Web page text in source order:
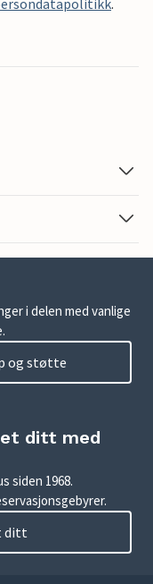
i delen med vanlige
og støtte
ditt med
siden 1968.
ditt